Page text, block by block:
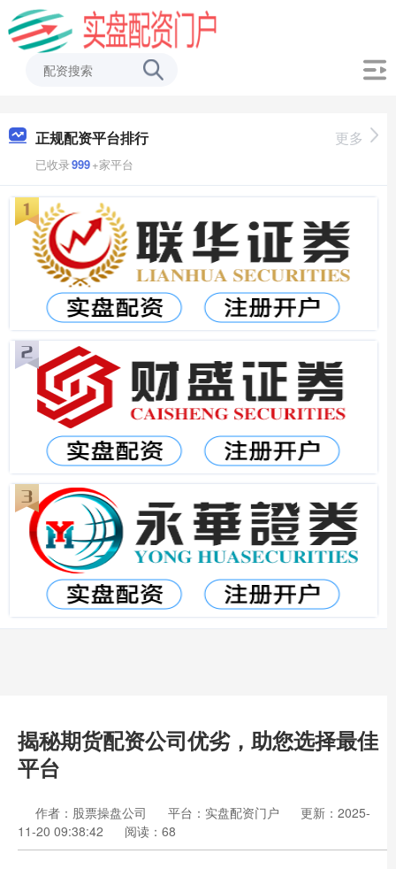
正规配资平台排行
已收录999+家平台
更多
揭秘期货配资公司优劣，助您选择最佳
平台
作者：股票操盘公司 平台：实盘配资门户
更新：2025-
11-20 09:38:42
阅读：68